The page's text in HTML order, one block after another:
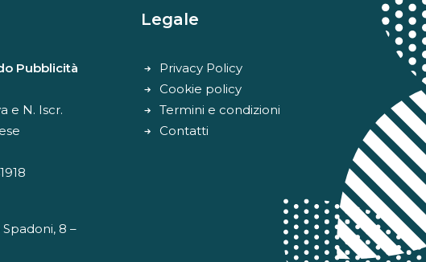
Pubblicità
e N. Iscr.
8 –
Legale
Privacy Policy
Cookie policy
Termini e condizioni
Contatti